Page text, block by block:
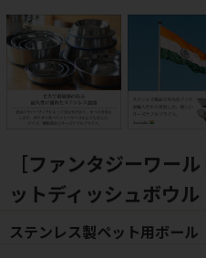
［ファンタジーワー
ットディッシュボウル
ステンレス製ペット用ボール